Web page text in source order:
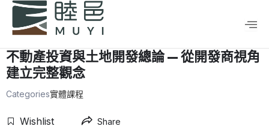
要
內
不動產投資與土地開發總論 — 從開發商視角
建立完整觀念
Categories實體課程
Wishlist Share